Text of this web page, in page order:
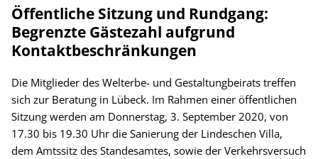
Öffentliche Sitzung und Rundgang:
Begrenzte Gästezahl aufgrund
Kontaktbeschränkungen
Die Mitglieder des Welterbe- und Gestaltungbeirats treffen
sich zur Beratung in Lübeck. Im Rahmen einer öffentlichen
Sitzung werden am Donnerstag, 3. September 2020, von
17.30 bis 19.30 Uhr die Sanierung der Lindeschen Villa,
dem Amtssitz des Standesamtes, sowie der Verkehrsversuch